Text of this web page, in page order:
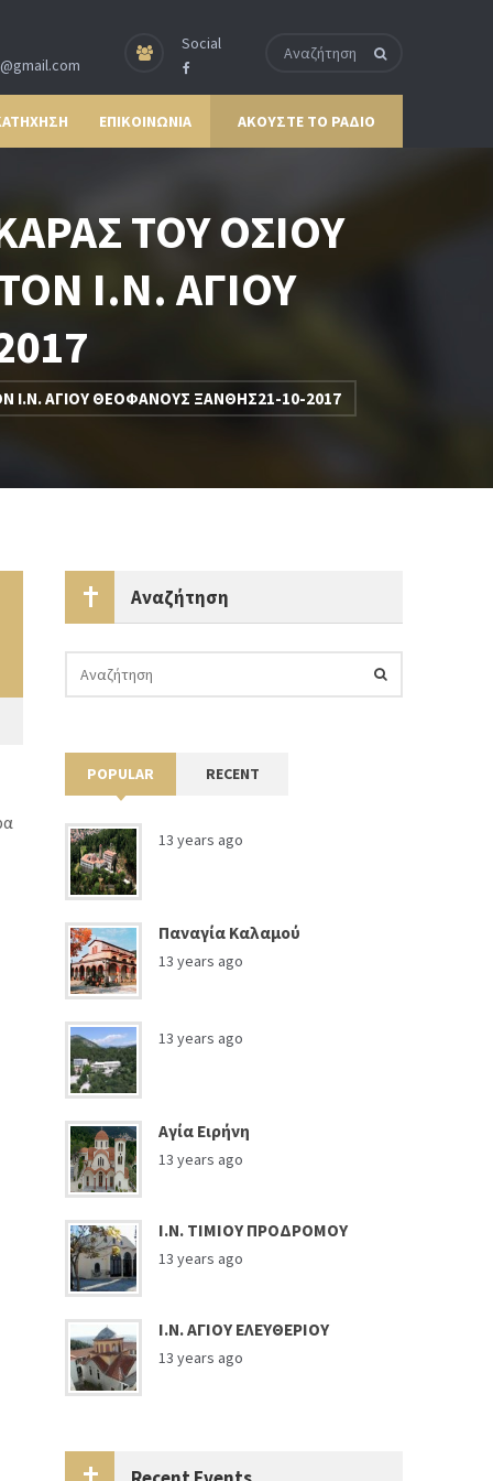
Social
ΕΠΙΚΟΙΝΩΝΙΑ ΑΚΟΥΣΤΕ ΤΟ ΡΑΔΙΟ
ΤΟΥ ΟΣΙΟΥ
Ι.Ν. ΑΓΙΟΥ
Ι.Ν. ΑΓΙΟΥ ΘΕΟΦΑΝΟΥΣ ΞΑΝΘΗΣ21-10-2017
Αναζήτηση
POPULAR RECENT
13 years ago
Παναγία Καλαμού
13 years ago
13 years ago
Αγία Ειρήνη
13 years ago
Ι.Ν. ΤΙΜΙΟΥ ΠΡΟΔΡΟΜΟΥ
13 years ago
Ι.Ν. ΑΓΙΟΥ ΕΛΕΥΘΕΡΙΟΥ
13 years ago